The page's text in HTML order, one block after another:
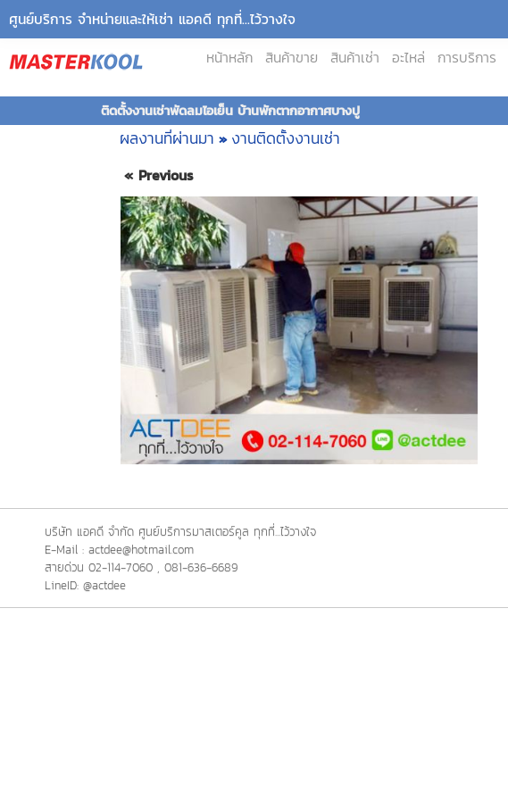
ศูนย์บริการ จำหน่ายและให้เช่า แอคดี ทุกที่...ไว้วางใจ
หน้าหลัก
สินค้าขาย สินค้าเช่า อะไหล่ การบริการ
ติดตั้งงานเช่าพัดลมไอเย็น บ้านพักตากอากาศบางปู
ผลงานที่ผ่านมา » งานติดตั้งงานเช่า
« Previous
บริษัท แอคดี จำกัด ศูนย์บริการมาสเตอร์คูล ทุกที่...ไว้วางใจ
E-Mail : actdee@hotmail.com
สายด่วน 02-114-7060 , 081-636-6689
LineID: @actdee